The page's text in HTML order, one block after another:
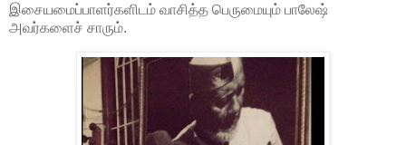
இசையமைப்பாளர்களிடம் வாசித்த பெருமையும் பாலேஷ்
அவர்களைச் சாரும்.